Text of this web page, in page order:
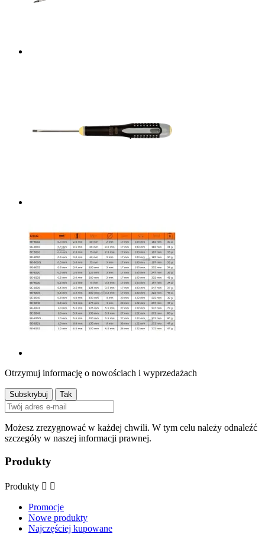
Otrzymuj informację o nowościach i wyprzedażach
Możesz zrezygnować w każdej chwili. W tym celu należy odnaleźć
szczegóły w naszej informacji prawnej.
Produkty
Produkty  
Promocje
Nowe produkty
Najczęściej kupowane